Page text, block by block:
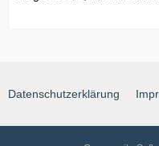
Datenschutzerklärung